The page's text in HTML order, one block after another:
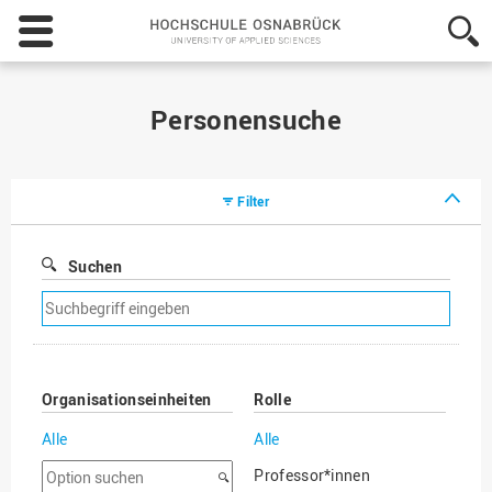
Hochschule
Osnabrück
-
Personensuche
Filter
Suchen
Suchfilter
entfernen
Organisationseinheiten
Alle
Option
Rolle
Alle
Professor*innen